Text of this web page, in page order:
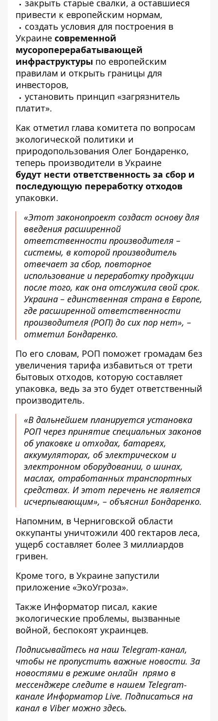
закрыть старые свалки, а оставшиеся
привести к европейским нормам,
создать условия для построения в
Украине современной
мусороперерабатывающей
инфраструктуры по европейским
правилам и открыть границы для
инвесторов,
установить принцип «загрязнитель
платит».
Как отметил глава комитета по вопросам
экологической политики и
природопользования Олег Бондаренко,
теперь производители в Украине
будут нести ответственность за сбор и
последующую переработку отходов
упаковки.
«Этот законопроект создаст основу для
введения расширенной
ответственности производителя –
системы, в которой производитель
отвечает за сбор, повторное
использование и переработку продукции
после того, как она отслужила свой срок.
Украина – единственная страна в Европе,
где расширенной ответственности
производителя (РОП) до сих пор нет», –
отметил Бондаренко.
По его словам, РОП поможет громадам без
увеличения тарифа избавиться от трети
бытовых отходов, которую составляет
упаковка, ведь за это будет ответственный
производитель.
«В дальнейшем планируется установка
РОП через принятие специальных законов
об упаковке и отходах, батареях,
аккумуляторах, об электрическом и
электронном оборудовании, о шинах,
маслах, отработанных транспортных
средствах. И этот перечень не является
исчерпывающим», – объяснил Бондаренко.
Напомним, в Черниговской области
оккупанты уничтожили 400 гектаров леса,
ущерб составляет более 3 миллиардов
гривен.
Кроме того, в Украине запустили
приложение «ЭкоУгроза».
Также Информатор писал, какие
экологические проблемы, вызванные
войной, беспокоят украинцев.
Подписывайтесь на наш Telegram-канал,
чтобы не пропустить важные новости. За
новостями в режиме онлайн прямо в
мессенджере следите в нашем Telegram-
канале Информатор Live. Подписаться на
канал в Viber можно здесь.